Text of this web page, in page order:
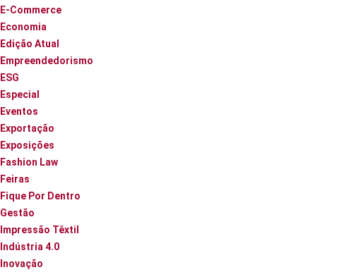
E-Commerce
Economia
Edição Atual
Empreendedorismo
ESG
Especial
Eventos
Exportação
Exposições
Fashion Law
Feiras
Fique Por Dentro
Gestão
Impressão Têxtil
Indústria 4.0
Inovação